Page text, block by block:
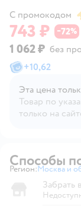
С промокодом
743 ₽ −72%
1 062 ₽ без
+10,62
Эта цена
Товар по
только на
Способы
Регион:Москва и
Забрать